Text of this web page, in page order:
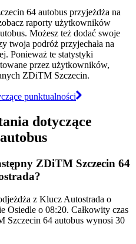
64 autobus przyjeżdża na
raporty użytkowników
Możesz też dodać swoje
twoja podróż przyjechała na
Ponieważ te statystyki
przez użytkowników,
ZDiTM Szczecin.
punktualności
dotyczące
ZDiTM Szczecin 64
z Klucz Autostrada o
Osiedle o 08:20. Całkowity czas
Szczecin 64 autobus wynosi 30